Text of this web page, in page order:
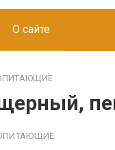
О сайте